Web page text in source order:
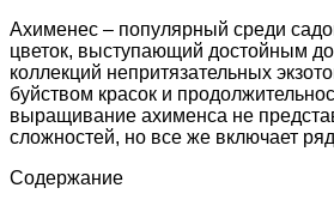
Ахименес – популярный среди
цветок, выступающий достойным
коллекций непритязательных
буйством красок и
выращивание ахименса не
сложностей, но все же включает
Содержание